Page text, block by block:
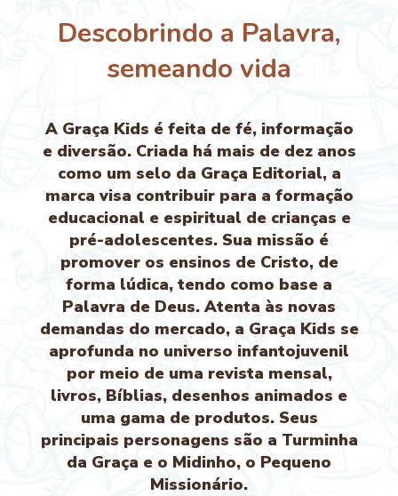
Descobrindo a Palavra,
semeando vida
A Graça Kids é feita de fé, informação
e diversão. Criada há mais de dez anos
como um selo da Graça Editorial, a
marca visa contribuir para a formação
educacional e espiritual de crianças e
pré-adolescentes. Sua missão é
promover os ensinos de Cristo, de
forma lúdica, tendo como base a
Palavra de Deus. Atenta às novas
demandas do mercado, a Graça Kids se
aprofunda no universo infantojuvenil
por meio de uma revista mensal,
livros, Bíblias, desenhos animados e
uma gama de produtos. Seus
principais personagens são a Turminha
da Graça e o Midinho, o Pequeno
Missionário.